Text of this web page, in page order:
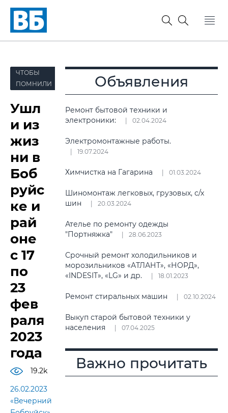
ЧТОБЫ
ПОМНИЛИ
Ушл
и из
жиз
ни в
Боб
руйс
ке и
рай
оне
с 17
по
23
фев
раля
2023
года
19.2k
26.02.2023
«Вечерний
Объявления
Ремонт бытовой техники и
электроники:
02.04.2024
Электромонтажные работы.
19.07.2024
Химчистка на Гагарина 01.03.2024
Шиномонтаж легковых, грузовых, с/х
шин
20.03.2024
Ателье по ремонту одежды
"Портняжка"
28.06.2023
Срочный ремонт холодильников и
морозильников «АТЛАНТ», «НОРД»,
«INDESIT», «LG» и др.
18.01.2023
Ремонт стиральных машин 02.10.2024
Выкуп старой бытовой техники у
населения
07.04.2025
Важно прочитать